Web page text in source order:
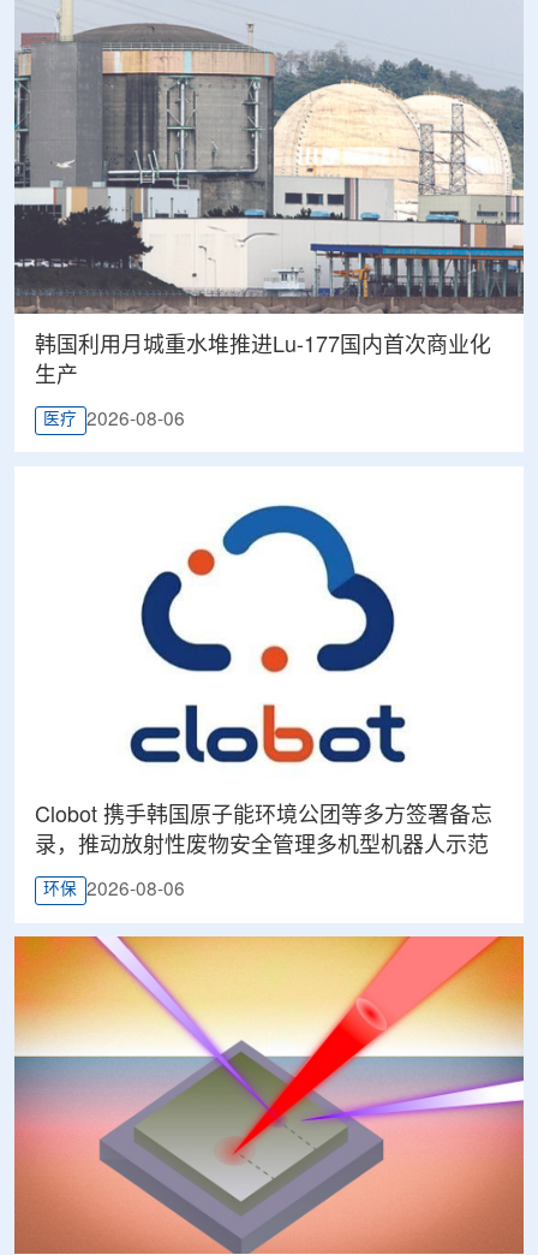
韩国利用月城重水堆推进Lu-177国内首次商业化
生产
医疗 2026-08-06
Clobot 携手韩国原子能环境公团等多方签署备忘
录，推动放射性废物安全管理多机型机器人示范
环保 2026-08-06